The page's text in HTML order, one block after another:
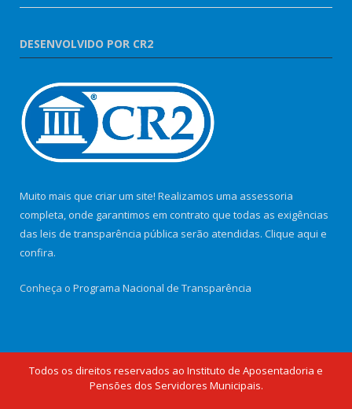
DESENVOLVIDO POR CR2
Muito mais que criar um site! Realizamos uma assessoria
completa, onde garantimos em contrato que todas as exigências
das leis de transparência pública serão atendidas. Clique aqui e
confira.
Conheça o Programa Nacional de Transparência
Todos os direitos reservados ao Instituto de Aposentadoria e
Pensões dos Servidores Municipais.